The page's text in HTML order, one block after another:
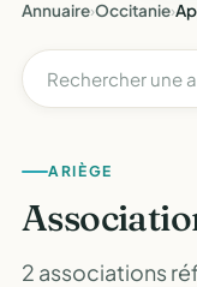
Annuaire›Occitanie›
ARIÈGE
2 associations